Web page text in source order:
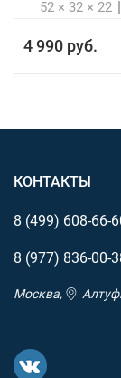
52 × 32 × 22
4 990 руб.
КОНТАКТЫ
8 (499) 608-66-
8 (977) 836-00-
Москва,